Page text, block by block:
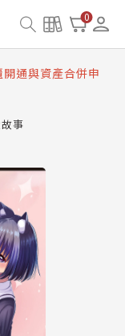
0
與書櫃開通申請
開通與資產合併申
與書櫃開通申請
事